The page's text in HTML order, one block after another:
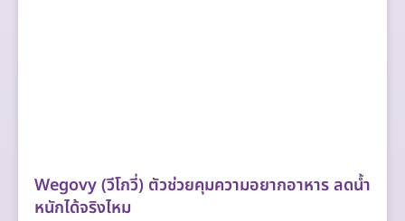
Wegovy (วีโกวี่) ตัวช่วยคุมความอยากอาหาร ลดน้ำ
หนักได้จริงไหม